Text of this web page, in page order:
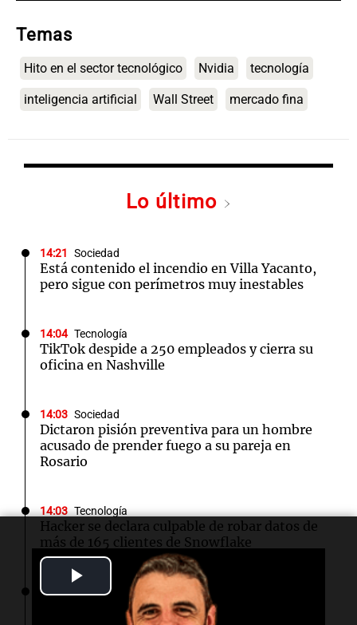
Play
Video
Temas
Hito en el sector tecnológico Nvidia tecnología
inteligencia artificial Wall Street mercado fina
Lo último
14:21 Sociedad
Está contenido el incendio en Villa Yacanto,
pero sigue con perímetros muy inestables
14:04 Tecnología
TikTok despide a 250 empleados y cierra su
oficina en Nashville
14:03 Sociedad
Dictaron pisión preventiva para un hombre
acusado de prender fuego a su pareja en
Rosario
14:03 Tecnología
Hacker se declara culpable de robar datos de
más de 165 clientes de Snowflake
13:54 Ahora país
Caso María Lucila Pagani: las claves que